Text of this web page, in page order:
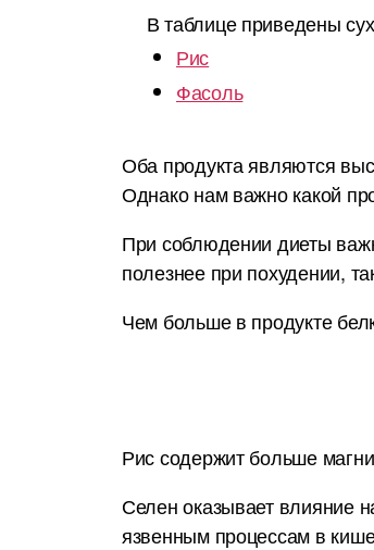
В таблице приведены
Рис
Фасоль
Оба продукта являются
Однако нам важно какой
При соблюдении диеты
полезнее при похудении,
Чем больше в продукте
Рис содержит больше
Селен оказывает влияние
язвенным процессам в